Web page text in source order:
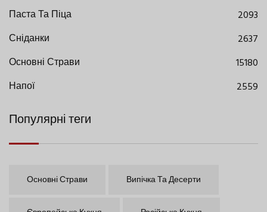
Паста Та Піца
2093
Сніданки
2637
Основні Страви
15180
Напої
2559
Популярні теги
Основні Страви Випічка Та Десерти